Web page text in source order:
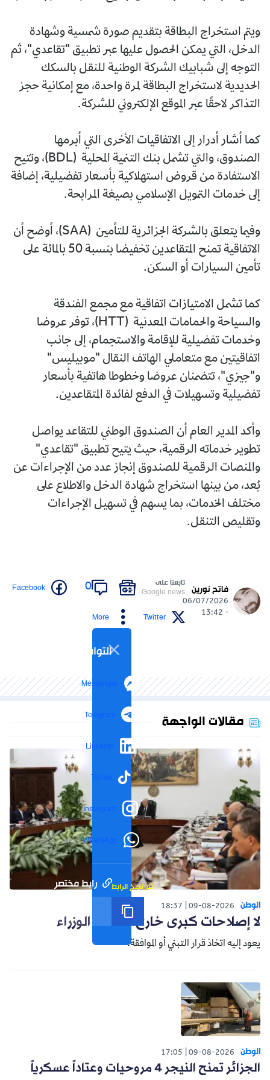
ويتم استخراج البطاقة بتقديم صورة شمسية وشهادة
الدخل، التي يمكن الحصول عليها عبر تطبيق "تقاعدي"، ثم
التوجه إلى شبابيك الشركة الوطنية للنقل بالسكك
الحديدية لاستخراج البطاقة لمرة واحدة، مع إمكانية حجز
التذاكر لاحقًا عبر الموقع الإلكتروني للشركة.
كما أشار أدرار إلى الاتفاقيات الأخرى التي أبرمها
الصندوق، والتي تشمل بنك التنمية المحلية (BDL)، وتتيح
الاستفادة من قروض استهلاكية بأسعار تفضيلية، إضافة
إلى خدمات التمويل الإسلامي بصيغة المرابحة.
وفيما يتعلق بالشركة الجزائرية للتأمين (SAA)، أوضح أن
الاتفاقية تمنح المتقاعدين تخفيضا بنسبة 50 بالمائة على
تأمين السيارات أو السكن.
كما تشمل الامتيازات اتفاقية مع مجمع الفندقة
والسياحة والحمامات المعدنية (HTT)، توفر عروضا
وخدمات تفضيلية للإقامة والاستجمام، إلى جانب
اتفاقيتين مع متعاملي الهاتف النقال "موبيليس"
و"جيزي"، تتضمنان عروضا وخطوطا هاتفية بأسعار
تفضيلية وتسهيلات في الدفع لفائدة المتقاعدين.
وأكد المدير العام أن الصندوق الوطني للتقاعد يواصل
تطوير خدماته الرقمية، حيث يتيح تطبيق "تقاعدي"
والمنصات الرقمية للصندوق إنجاز عدد من الإجراءات عن
بُعد، من بينها استخراج شهادة الدخل والاطلاع على
مختلف الخدمات، بما يسهم في تسهيل الإجراءات
وتقليص التنقل.
فاتح نورين
06/07/2026
- 13:42
تابعنا على
Google news
0
Facebook
Twitter
More
التواصل الاجتماعي
Messenger
Telegram
LinkedIn
TikTok
Instagram
WhatsApp
رابط مختصر تم نسخ الرابط
مقالات الواجهة
الوطن 09-08-2026
18:37
لا إصلاحات كبرى خارج مجلس الوزراء
يعود إليه اتخاذ قرار التبني أو الموافقة.
الوطن 09-08-2026
17:05
الجزائر تمنح النيجر 4 مروحيات وعتاداً عسكرياً